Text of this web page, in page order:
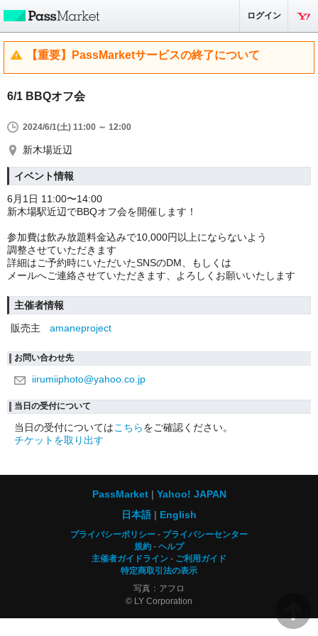
ログイン
【重要】PassMarketサービスの終了について
6/1 BBQオフ会
2024/6/1(土) 11:00 ～ 12:00
新木場近辺
イベント情報
6月1日 11:00〜14:00
新木場駅近辺でBBQオフ会を開催します！
参加費は飲み放題料金込みで10,000円以上にならないよう
調整させていただきます
詳細はご予約時にいただいたSNSのDM、もしくは
メールへご連絡させていただきます、よろしくお願いいたします
主催者情報
販売主
amaneproject
お問い合わせ先
iirumiiphoto@yahoo.co.jp
当日の受付について
当日の受付についてはこちらをご確認ください。
チケットを取り出す
PassMarket
Yahoo! JAPAN
日本語
English
プライバシーポリシー
プライバシーセンター
規約
ヘルプ
主催者ガイドライン
ご利用ガイド
特定商取引法の表示
写真：アフロ
© LY Corporation